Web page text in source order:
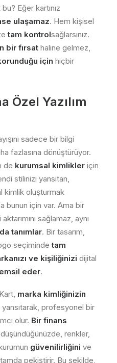
Eğer kartınız
ulaşamaz. Hem kişisel
tam kontrolsağlarsınız.
bir fırsat haline gelmez,
için hiçbir
Özel Yazılım
sadece bir bilgi
fazlasına dönüştürüyor.
de kurumsal kimlikler için
stilinizi yansıtan,
kimlik oluşturmak
bunun için var. Ama bir
sağlamaz, aynı
tanımlar. Bir tasarım,
seçimindetam
ve kişiliğinizi dijital
eder.
marka kimliğinizin
profesyonel bir
olur. Bir finans
düşündüğünüzde, renkler,
güvenilirliğini ve
pekiştirir. Bu şekilde,